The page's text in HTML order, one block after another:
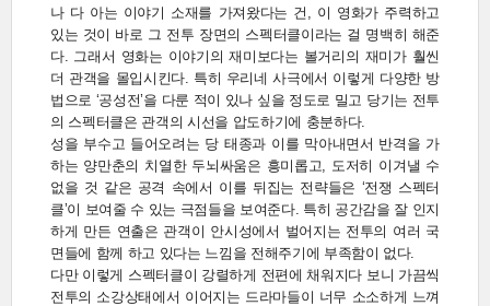
나 다 아는 이야기 소재를 가져왔다는 건, 이 영화가 주력하고
있는 것이 바로 그 전투 장면의 스펙터클이라는 걸 명백히 해준
다. 그래서 영화는 이야기의 재미보다는 볼거리의 재미가 훨씬
더 관객을 몰입시킨다. 특히 우리네 사극에서 이렇게 다양한 방
법으로 ‘공성전’을 다룬 적이 있나 싶을 정도로 밀고 당기는 전투
의 스펙터클은 관객의 시선을 압도하기에 충분하다.
성을 부수고 들어오려는 당 태종과 이를 막아내면서 반격을 가
하는 양만춘의 치열한 두뇌싸움은 흥미롭고, 도저히 이겨낼 수
없을 것 같은 공격 속에서 이를 뒤집는 전략들은 ‘전쟁 스펙터
클’이 보여줄 수 있는 극점들을 보여준다. 특히 공간감을 잘 인지
하게 만든 연출은 관객이 안시성에서 벌어지는 전투의 여러 국
면들에 함께 하고 있다는 느낌을 전해주기에 부족함이 없다.
다만 이렇게 스펙터클이 강렬하게 전편에 채워지다 보니 가끔씩
전투의 소강상태에서 이어지는 드라마들이 너무 소소하게 느껴